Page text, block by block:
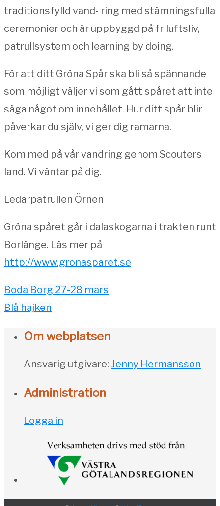
traditionsfylld vand- ring med stämningsfulla
ceremonier och är uppbyggd på friluftsliv,
patrullsystem och learning by doing.
För att ditt Gröna Spår ska bli så spännande
som möjligt väljer vi som gått spåret att inte
säga något om innehållet. Hur ditt spår blir
påverkar du själv, vi ger dig ramarna.
Kom med på vår vandring genom Scouters
land. Vi väntar på dig.
Ledarpatrullen Örnen
Gröna spåret går i dalaskogarna i trakten runt
Borlänge. Läs mer på
http://www.gronasparet.se
Boda Borg 27-28 mars
Blå hajken
Om webplatsen
Ansvarig utgivare: Jenny Hermansson
Administration
Logga in